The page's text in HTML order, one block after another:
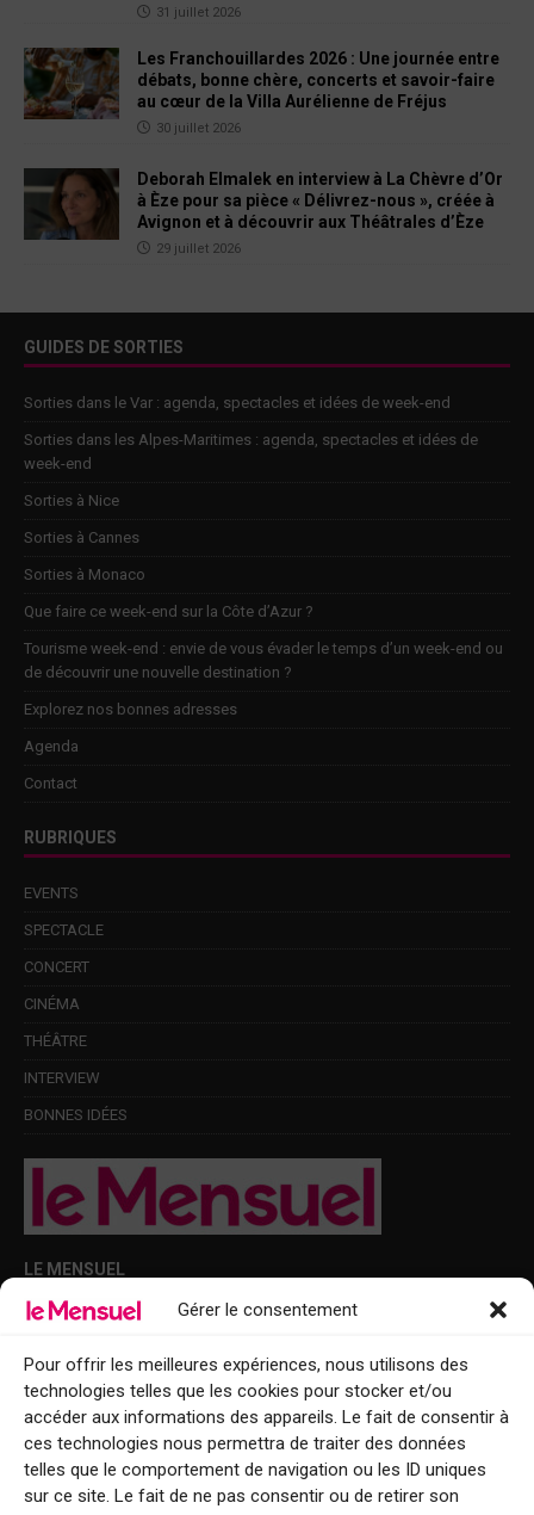
Gérer le consentement
Pour offrir les meilleures expériences, nous utilisons des
technologies telles que les cookies pour stocker et/ou
accéder aux informations des appareils. Le fait de consentir à
ces technologies nous permettra de traiter des données
telles que le comportement de navigation ou les ID uniques
sur ce site. Le fait de ne pas consentir ou de retirer son
31 juillet 2026
Les Franchouillardes 2026 : Une journée entre
débats, bonne chère, concerts et savoir-faire
au cœur de la Villa Aurélienne de Fréjus
30 juillet 2026
Deborah Elmalek en interview à La Chèvre d’Or
à Èze pour sa pièce « Délivrez-nous », créée à
Avignon et à découvrir aux Théâtrales d’Èze
29 juillet 2026
GUIDES DE SORTIES
Sorties dans le Var : agenda, spectacles et idées de week-end
Sorties dans les Alpes-Maritimes : agenda, spectacles et idées de
week-end
Sorties à Nice
Sorties à Cannes
Sorties à Monaco
Que faire ce week-end sur la Côte d’Azur ?
Tourisme week-end : envie de vous évader le temps d’un week-end ou
de découvrir une nouvelle destination ?
Explorez nos bonnes adresses
Agenda
Contact
RUBRIQUES
EVENTS
SPECTACLE
CONCERT
CINÉMA
THÉÂTRE
INTERVIEW
BONNES IDÉES
LE MENSUEL
Points de diffusion Var et Alpes-Maritimes : oû trouver Le Mensuel ?
Le Mensuel en PDF : consultez le magazine en ligne
Qui sommes-nous ?
BFM Top Sorties
EVENT